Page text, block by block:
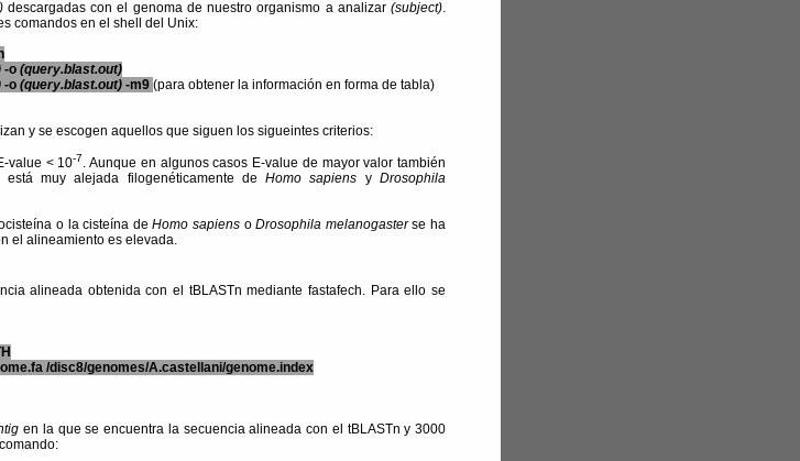
descargadas con el genoma de nuestro organismo a analizar(subject).
comandos en el shell del Unix:
-o (query.blast.out)
-o (query.blast.out) -m9 (para obtener la información en forma de tabla)
y se escogen aquellos que siguen los sigueintes criterios:
value < 10-7. Aunque en algunos casos E-value de mayor valor también
está muy alejada filogenéticamente deHomo sapiens yDrosophila
o la cisteína deHomo sapiensoDrosophila melanogasterse ha
el alineamiento es elevada.
alineada obtenida con el tBLASTn mediante fastafech. Para ello se
/disc8/genomes/A.castellani/genome.index
en la que se encuentra la secuencia alineada con el tBLASTn y 3000